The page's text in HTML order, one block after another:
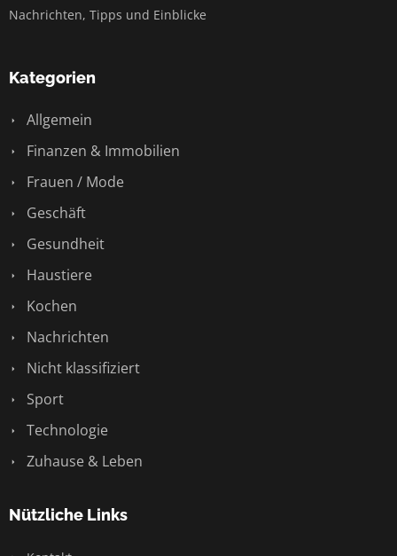
Nachrichten, Tipps und Einblicke
Kategorien
Allgemein
Finanzen & Immobilien
Frauen / Mode
Geschäft
Gesundheit
Haustiere
Kochen
Nachrichten
Nicht klassifiziert
Sport
Technologie
Zuhause & Leben
Nützliche Links